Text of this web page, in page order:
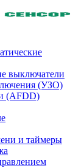
выключатели
(УЗО)
(AFDD)
и таймеры